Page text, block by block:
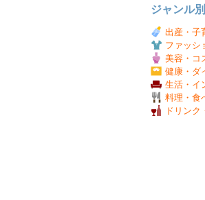
ジャンル
出産・子
ファッシ
美容・コ
健康・ダ
生活・イ
料理・食
ドリンク